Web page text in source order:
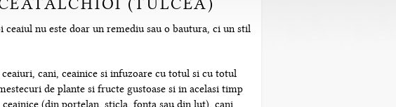
(TULCEA)
nu este doar un remediu sau o bautura, ci un stil
cani, ceainice si infuzoare cu totul si cu totul
de plante si fructe gustoase si in acelasi timp
(din portelan, sticla, fonta sau din lut), cani